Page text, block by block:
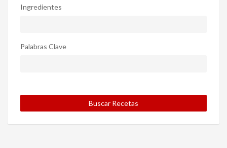
Ingredientes
Palabras Clave
Buscar Recetas